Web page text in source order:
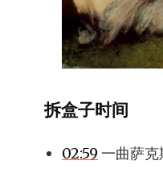
拆盒子时间
02:59 一曲萨克